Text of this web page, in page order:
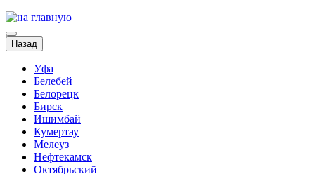
Назад
Уфа
Белебей
Белорецк
Бирск
Ишимбай
Кумертау
Мелеуз
Нефтекамск
Октябрьский